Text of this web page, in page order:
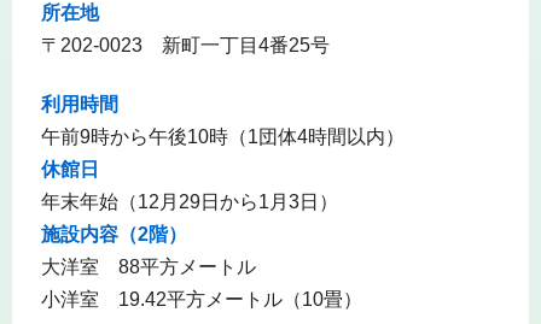
所在地
〒202-0023 新町一丁目4番25号
利用時間
午前9時から午後10時（1団体4時間以内）
休館日
年末年始（12月29日から1月3日）
施設内容（2階）
大洋室 88平方メートル
小洋室 19.42平方メートル（10畳）